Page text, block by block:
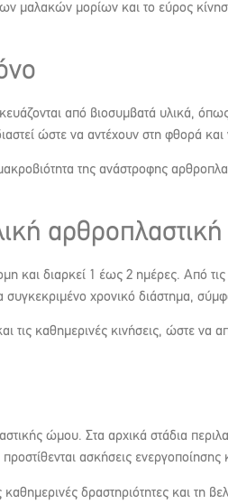
μαλακών μορίων και το εύρος
από βιοσυμβατά υλικά,
ώστε να αντέχουν στη φθορά
της ανάστροφης
και διαρκεί 1 έως 2 ημέρες. Από
χρονικό διάστημα,
τις καθημερινές κινήσεις, ώστε να
ώμου. Στα αρχικά στάδια
ασκήσεις
δραστηριότητες και τη